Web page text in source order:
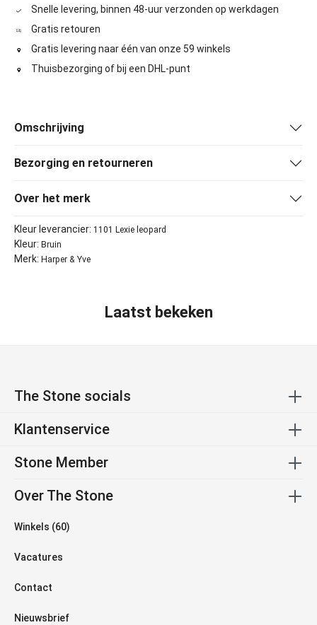
Snelle levering, binnen 48-uur verzonden op werkdagen
Gratis retouren
Gratis levering naar één van onze 59 winkels
Thuisbezorging of bij een DHL-punt
Omschrijving
Bezorging en retourneren
Over het merk
Kleur leverancier: 1101 Lexie leopard
Kleur: Bruin
Merk: Harper & Yve
Laatst bekeken
The Stone socials
Klantenservice
Stone Member
Over The Stone
Winkels (60)
Vacatures
Contact
Nieuwsbrief